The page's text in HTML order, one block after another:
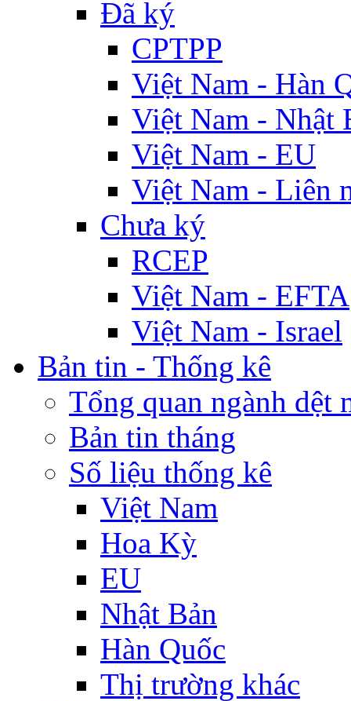
Đã ký
CPTPP
Việt Nam - Hàn
Việt Nam - Nhật
Việt Nam - EU
Việt Nam - Liên
Chưa ký
RCEP
Việt Nam - EFTA
Việt Nam - Israel
Bản tin - Thống kê
Tổng quan ngành dệt
Bản tin tháng
Số liệu thống kê
Việt Nam
Hoa Kỳ
EU
Nhật Bản
Hàn Quốc
Thị trường khác